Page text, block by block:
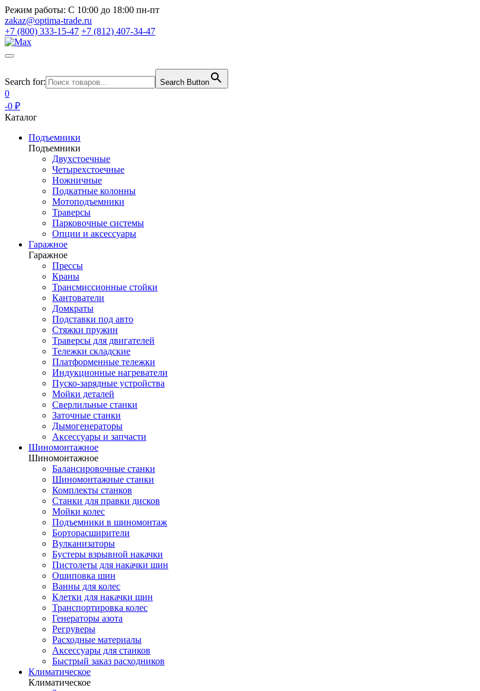
Режим работы: С 10:00 до 18:00 пн-пт
zakaz@optima-trade.ru
+7 (800) 333-15-47 +7 (812) 407-34-47
Search for: Search Button
0
-0 ₽
Каталог
Подъемники
Подъемники
Двухстоечные
Четырехстоечные
Ножничные
Подкатные колонны
Мотоподъемники
Траверсы
Парковочные системы
Опции и аксессуары
Гаражное
Гаражное
Прессы
Краны
Трансмиссионные стойки
Кантователи
Домкраты
Подставки под авто
Стяжки пружин
Траверсы для двигателей
Тележки складские
Платформенные тележки
Индукционные нагреватели
Пуско-зарядные устройства
Мойки деталей
Сверлильные станки
Заточные станки
Дымогенераторы
Аксессуары и запчасти
Шиномонтажное
Шиномонтажное
Балансировочные станки
Шиномонтажные станки
Комплекты станков
Станки для правки дисков
Мойки колес
Подъемники в шиномонтаж
Борторасширители
Вулканизаторы
Бустеры взрывной накачки
Пистолеты для накачки шин
Ошиповка шин
Ванны для колес
Клетки для накачки шин
Транспортировка колес
Генераторы азота
Регруверы
Расходные материалы
Аксессуары для станков
Быстрый заказ расходников
Климатическое
Климатическое